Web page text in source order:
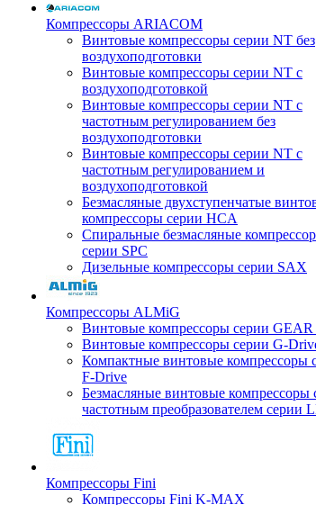
Компрессоры ARIACOM
Винтовые компрессоры серии NT без
воздухоподготовки
Винтовые компрессоры серии NT c
воздухоподготовкой
Винтовые компрессоры серии NT с
частотным регулированием без
воздухоподготовки
Винтовые компрессоры серии NT с
частотным регулированием и
воздухоподготовкой
Безмасляные двухступенчатые
компрессоры серии HCA
Спиральные безмасляные
серии SPC
Дизельные компрессоры серии SAX
Компрессоры ALMiG
Винтовые компрессоры серии
Винтовые компрессоры серии G-
Компактные винтовые компрессоры
F-Drive
Безмасляные винтовые компрессоры
частотным преобразователем серии
Компрессоры Fini
Компрессоры Fini K-MAX